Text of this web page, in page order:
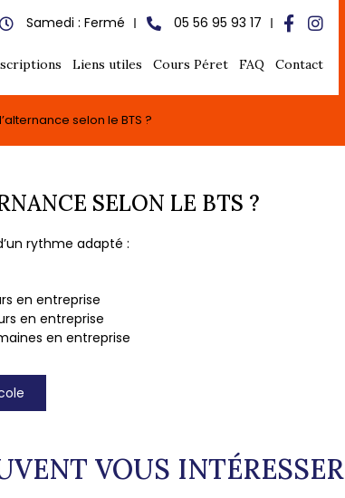
Samedi : Fermé 05 56 95 93 17
Liens utiles Cours Péret FAQ Contact
selon le BTS ?
SELON LE BTS ?
rythme adapté :
en entreprise
en entreprise
en entreprise
VOUS INTÉRESSER